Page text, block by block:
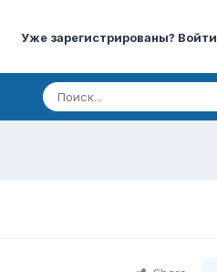
Уже зарегистрированы? Войти